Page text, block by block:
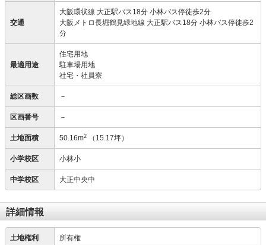
交通
大阪環状線 大正駅バス18分 小林バス停徒歩2分
大阪メトロ長堀鶴見緑地線 大正駅バス18分 小林バス停徒歩2
分
最適用途
住宅用地
駐車場用地
社宅・社員寮
総区画数 －
区画番号 －
土地面積 50.16m2 （15.17坪）
小学校区 小林小
中学校区 大正中央中
詳細情報
土地権利 所有権